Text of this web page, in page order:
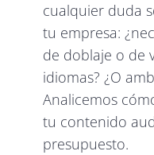
cualquier duda
tu empresa:
de doblaje o de
idiomas? ¿O
Analicemos
tu contenido
presupuesto.